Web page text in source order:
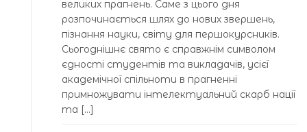
великих прагнень. Саме з цього дня
розпочинається шлях до нових звершень,
пізнання науки, світу для першокурсників.
Сьогоднішнє свято є справжнім символом
єдності студентів та викладачів, усієї
академічної спільноти в прагненні
примножувати інтелектуальний скарб нації
та […]